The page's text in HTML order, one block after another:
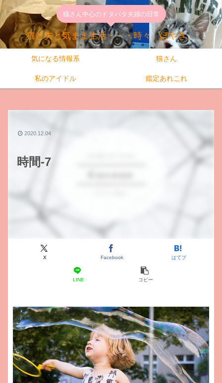
猫さん中心のドタバタ夫婦の日常
猫と夫と気まま生活・・・時々、ぼやき。
気になる情報系 猫さん
私のアイドル 鑑定あれこれ
時間-7
X Facebook はてブ
LINE コピー
2020.12.04